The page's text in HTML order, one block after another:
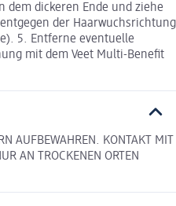
dem dickeren Ende und ziehe
der Haarwuchsrichtung
5. Entferne eventuelle
mit dem Veet Multi-Benefit
AUFBEWAHREN. KONTAKT MIT
AN TROCKENEN ORTEN